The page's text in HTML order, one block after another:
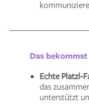
Das
Echte
das
unterstützt